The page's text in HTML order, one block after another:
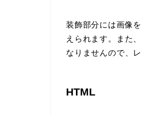
装飾部分には画像
えられます。また
なりませんので、
HTML